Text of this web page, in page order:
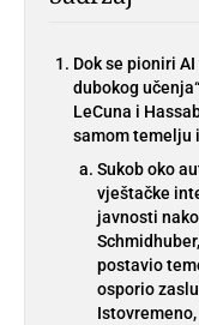
Dok se pioniri
dubokog
LeCuna i
samom temelju
Sukob oko
vještačke
javnosti
postavio
osporio